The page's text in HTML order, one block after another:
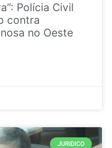
Polícia Civil
contra
no Oeste
JURIDICO